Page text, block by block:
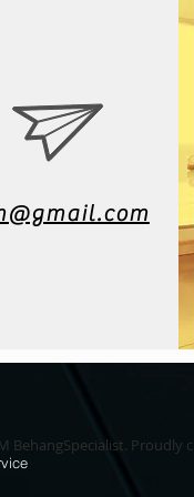
BehangSpecialist. Proudly